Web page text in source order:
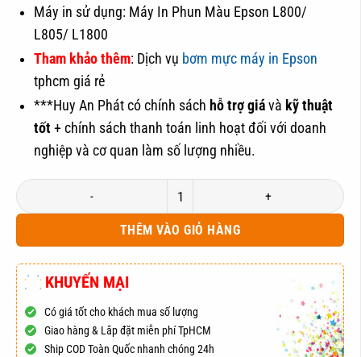
Máy in sử dụng: Máy In Phun Màu Epson L800/
L805/ L1800
Tham khảo thêm: Dịch vụ bơm mực máy in Epson
tphcm giá rẻ
***Huy An Phát có chính sách hỗ trợ giávà kỹ thuật
tốt+ chính sách thanh toán linh hoạt đối với doanh
nghiệp và cơ quan làm số lượng nhiều.
Hộp Mực in Epson 673 Màu Xanh Cho Máy L800/ L805/ L1800 số lượng
THÊM VÀO GIỎ HÀNG
KHUYẾN MẠI
Có giá tốt cho khách mua số lượng
Giao hàng & Lắp đặt miễn phí TpHCM
Ship COD Toàn Quốc nhanh chóng 24h